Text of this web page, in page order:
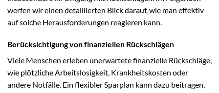
werfen wir einen detaillierten Blick darauf, wie man effektiv
auf solche Herausforderungen reagieren kann.
Berücksichtigung von finanziellen Rückschlägen
Viele Menschen erleben unerwartete finanzielle Rückschläge,
wie plötzliche Arbeitslosigkeit, Krankheitskosten oder
andere Notfälle. Ein flexibler Sparplan kann dazu beitragen,